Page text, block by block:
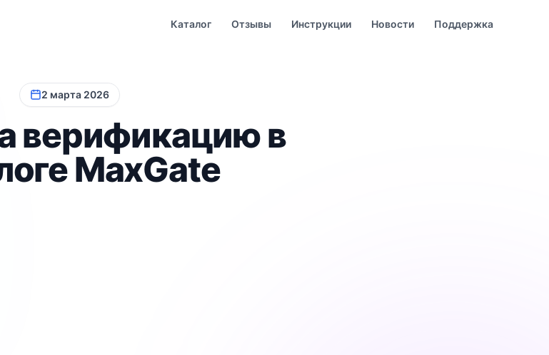
Каталог Отзывы Инструкции Новости Поддержка
2 марта 2026
верификацию в
MaxGate